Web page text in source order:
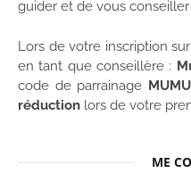
guider et de vous conseiller
Lors de votre inscription
en tant que conseillère :
code de parrainage
réduction lors de votre
ME